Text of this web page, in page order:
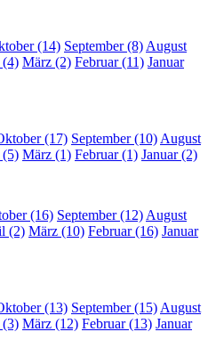
(14) September (8) August
März (2) Februar (11) Januar
(17) September (10) August
März (1) Februar (1) Januar (2)
(16) September (12) August
(2) März (10) Februar (16) Januar
(13) September (15) August
März (12) Februar (13) Januar